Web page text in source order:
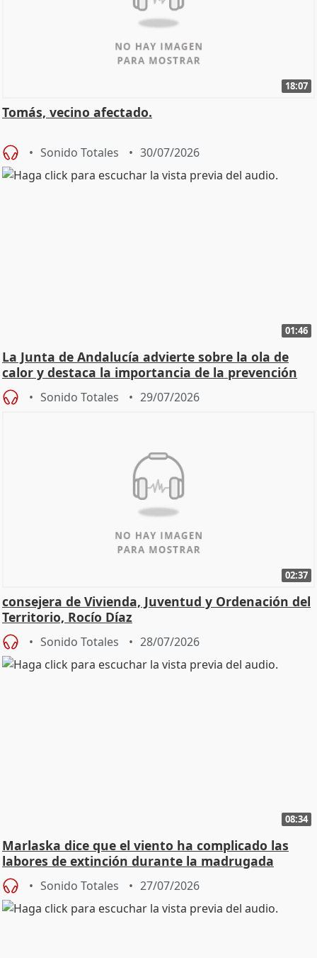
18:07
Tomás, vecino afectado.
Sonido Totales 30/07/2026
01:46
La Junta de Andalucía advierte sobre la ola de
calor y destaca la importancia de la prevención
Sonido Totales 29/07/2026
02:37
consejera de Vivienda, Juventud y Ordenación del
Territorio, Rocío Díaz
Sonido Totales 28/07/2026
08:34
Marlaska dice que el viento ha complicado las
labores de extinción durante la madrugada
Sonido Totales 27/07/2026